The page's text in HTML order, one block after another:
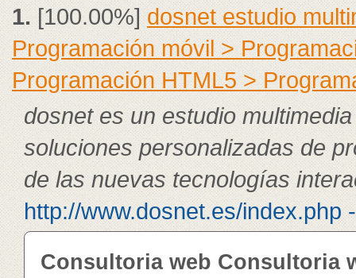
1. [100.00%]dosnet estudio
Programación móvil >
Programación HTML5 >
dosnet es un estudio
soluciones personalizadas de
de las nuevas tecnologías
http://www.dosnet.es/index.php
Consultoria web Consultoria